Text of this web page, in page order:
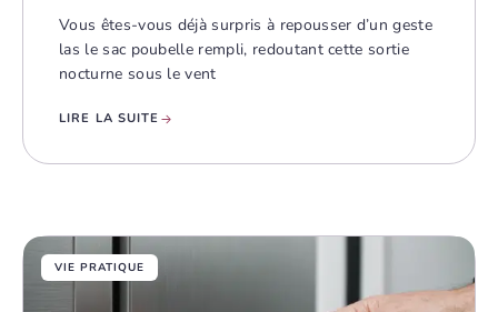
Vous êtes-vous déjà surpris à repousser d’un geste
las le sac poubelle rempli, redoutant cette sortie
nocturne sous le vent
LIRE LA SUITE
VIE PRATIQUE